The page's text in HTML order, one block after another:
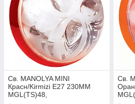
Св. MANOLYA MINI
Красн/Kirmizi E27 230MM
MGL(TS)48,
Св.